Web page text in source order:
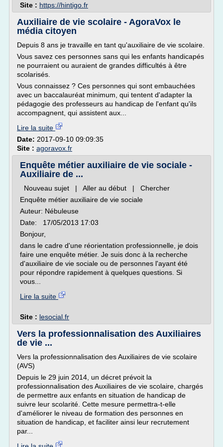
Site : https://hintigo.fr
Auxiliaire de vie scolaire - AgoraVox le
média citoyen
Depuis 8 ans je travaille en tant qu'auxiliaire de vie scolaire.
Vous savez ces personnes sans qui les enfants handicapés
ne pourraient ou auraient de grandes difficultés à être
scolarisés.
Vous connaissez ? Ces personnes qui sont embauchées
avec un baccalauréat minimum, qui tentent d'adapter la
pédagogie des professeurs au handicap de l'enfant qu'ils
accompagnent, qui assistent aux...
Lire la suite
Date: 2017-09-10 09:09:35
Site : agoravox.fr
Enquête métier auxiliaire de vie sociale -
Auxiliaire de ...
Nouveau sujet | Aller au début | Chercher
Enquête métier auxiliaire de vie sociale
Auteur: Nébuleuse
Date: 17/05/2013 17:03
Bonjour,
dans le cadre d'une réorientation professionnelle, je dois
faire une enquête métier. Je suis donc à la recherche
d'auxiliaire de vie sociale ou de personnes l'ayant été
pour répondre rapidement à quelques questions. Si
vous...
Lire la suite
Site : lesocial.fr
Vers la professionnalisation des Auxiliaires
de vie ...
Vers la professionnalisation des Auxiliaires de vie scolaire
(AVS)
Depuis le 29 juin 2014, un décret prévoit la
professionnalisation des Auxiliaires de vie scolaire, chargés
de permettre aux enfants en situation de handicap de
suivre leur scolarité. Cette mesure permettra-t-elle
d'améliorer le niveau de formation des personnes en
situation de handicap, et faciliter ainsi leur recrutement
par...